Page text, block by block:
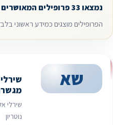
נמצאו 33 פרופילים המאושרים להצגה
הפרופילים מוצגים כמידע ראשוני
שא
שירלי
נוטריון